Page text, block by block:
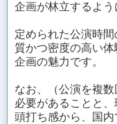
企画が林立するよう
定められた公演時
質かつ密度の高い
企画の魅力です。
なお、（公演を複
必要があることと
頭打ち感から、国